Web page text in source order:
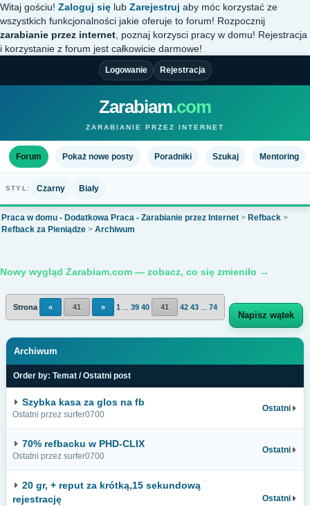
Witaj gościu! Zaloguj się lub Zarejestruj aby móc korzystać ze
wszystkich funkcjonalności jakie oferuje to forum! Rozpocznij
zarabianie przez internet , poznaj korzysci pracy w domu! Rejestracja
i korzystanie z forum jest całkowicie darmowe!
Logowanie Rejestracja
Zarabiam.com
ZARABIANIE PRZEZ INTERNET
Forum Pokaż nowe posty Poradniki Szukaj Mentoring
STYL: Czarny Biały
Praca w domu - Dodatkowa Praca - Zarabianie przez Internet > Refback >
Refback za Pieniądze > Archiwum
Nowy wygląd Zarabiam.com — zobacz, co się zmieniło →
Strona « 41 » 1 39 40 41 42 43 74
Napisz wątek
Archiwum
Order by: Temat /Ostatni post
Szybka kasa za glos na fb
Ostatni przez surfer0700
Ostatni
70% refbacku w PHD-CLIX
Ostatni przez surfer0700
Ostatni
20 gr, + reput za krótką,15 sekundową
rejestrację
Ostatni